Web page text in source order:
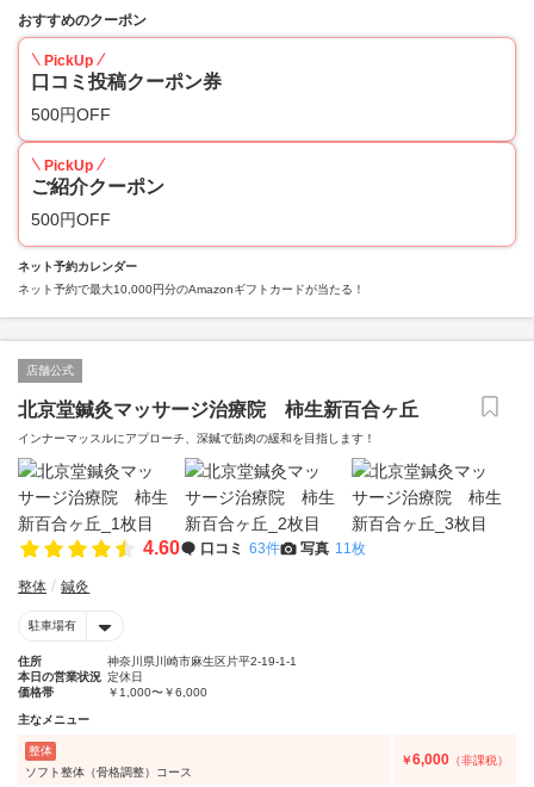
おすすめのクーポン
PickUp
口コミ投稿クーポン券
500円OFF
PickUp
ご紹介クーポン
500円OFF
ネット予約カレンダー
ネット予約で最大10,000円分のAmazonギフトカードが当たる！
店舗公式
北京堂鍼灸マッサージ治療院 柿生新百合ヶ丘
インナーマッスルにアプローチ、深鍼で筋肉の緩和を目指します！
4.60 口コミ 63件 写真 11枚
整体 鍼灸
駐車場有
住所
神奈川県川崎市麻生区片平2-19-1-1
本日の営業状況 定休日
価格帯
￥1,000〜￥6,000
主なメニュー
整体
ソフト整体（骨格調整）コース
￥6,000 （非課税）